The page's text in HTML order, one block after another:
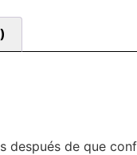
después de que